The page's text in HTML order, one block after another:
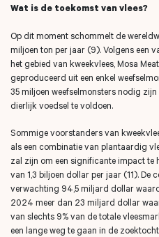
Wat is de toekomst van vlees?
Op dit moment schommelt de
miljoen ton per jaar (9). Volgens een
het gebied van kweekvlees, Mosa
geproduceerd uit een enkel
35 miljoen weefselmonsters nodig
dierlijk voedsel te voldoen.
Sommige voorstanders van
als een combinatie van plantaardig
zal zijn om een ​​significante impact te
van 1,3 biljoen dollar per jaar (11).
verwachting 94,5 miljard dollar
2024 meer dan 23 miljard dollar
van slechts 9% van de totale
een lange weg te gaan in de